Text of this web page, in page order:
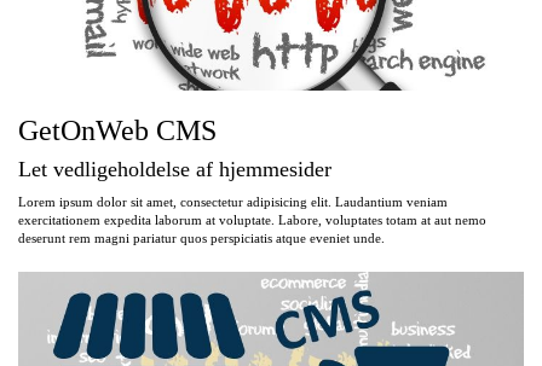
GetOnWeb CMS
Let vedligeholdelse af hjemmesider
Lorem ipsum dolor sit amet, consectetur adipisicing elit. Laudantium veniam
exercitationem expedita laborum at voluptate. Labore, voluptates totam at aut nemo
deserunt rem magni pariatur quos perspiciatis atque eveniet unde.